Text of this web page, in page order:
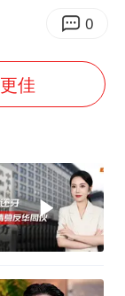
商场现钱学森巨幅海报 负责人回应
“不怕六爷挂得多 就怕六爷挂一颗”
量发展
健康中国
0
佳